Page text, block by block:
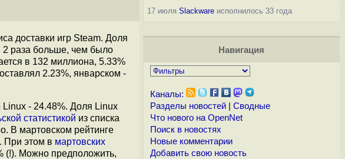
доставки игр Steam. Доля
2 раза больше, чем было
в 132 миллиона, 5.33%
2.23%, январском -
Linux - 24.48%. Доля Linux
статистикой из списка
В мартовском рейтинге
При этом в мартовских
(!). Можно предположить,
17 июля Slackwareисполнилось 33 года
Навигация
Каналы:
Разделы новостей| Сводные
Что нового на OpenNet
Поиск в новостях
Новые комментарии
Добавить свою новость